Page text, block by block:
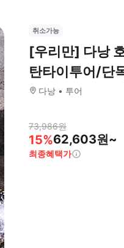
취소가능
[우리만] 다낭
탄타이투어/단
다낭 투어
73,986원
15%62,603원~
최종혜택가